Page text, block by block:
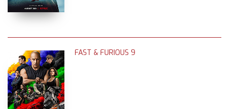
FAST & FURIOUS 9